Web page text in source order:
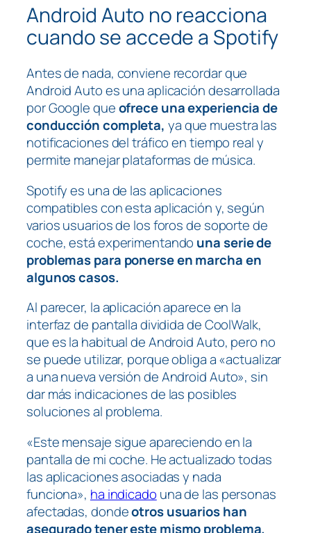
Android Auto no reacciona
cuando se accede a Spotify
Antes de nada, conviene recordar que
Android Auto es una aplicación desarrollada
por Google queofrece una experiencia de
conducción completa, ya que muestra las
notificaciones del tráfico en tiempo real y
permite manejar plataformas de música.
Spotify es una de las aplicaciones
compatibles con esta aplicación y, según
varios usuarios de los foros de soporte de
coche, está experimentando una serie de
problemas para ponerse en marcha en
algunos casos.
Al parecer, la aplicación aparece en la
interfaz de pantalla dividida de CoolWalk,
que es la habitual de Android Auto, pero no
se puede utilizar, porque obliga a «actualizar
a una nueva versión de Android Auto», sin
dar más indicaciones de las posibles
soluciones al problema.
«Este mensaje sigue apareciendo en la
pantalla de mi coche. He actualizado todas
las aplicaciones asociadas y nada
funciona», ha indicado una de las personas
afectadas, dondeotros usuarios han
asegurado tener este mismo problema.